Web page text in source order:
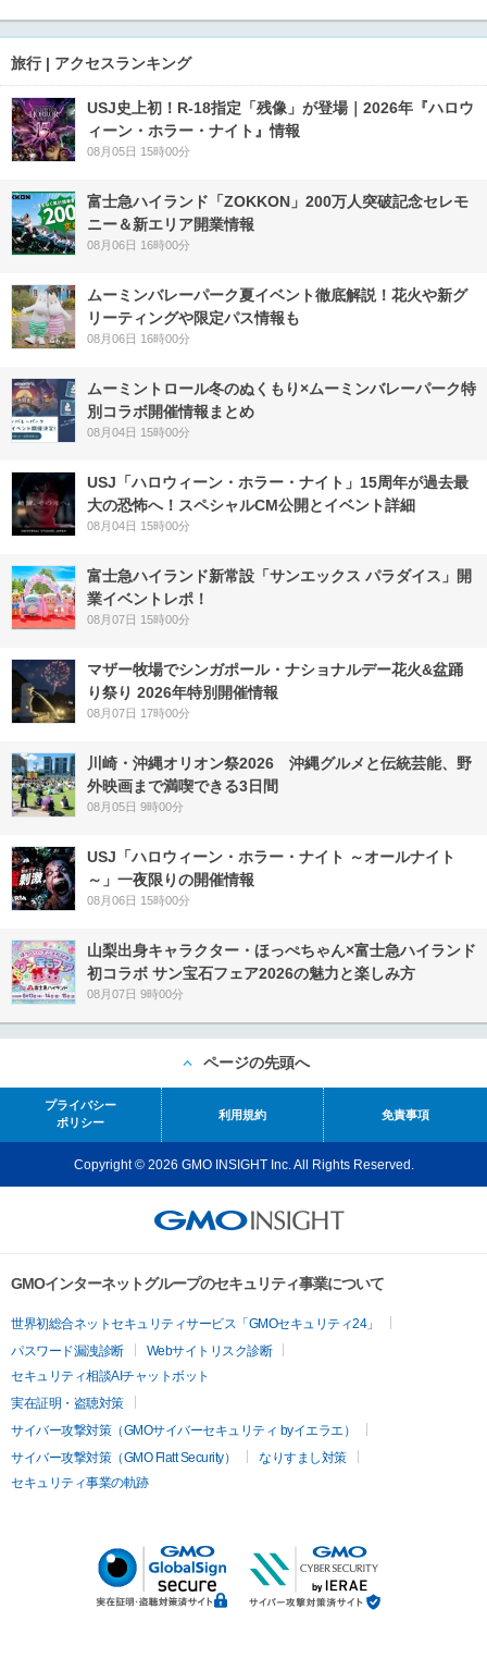
旅行 | アクセスランキング
USJ史上初！R-18指定「残像」が登場｜2026年『ハロウ
ィーン・ホラー・ナイト』情報
08月05日 15時00分
富士急ハイランド「ZOKKON」200万人突破記念セレモ
ニー＆新エリア開業情報
08月06日 16時00分
ムーミンバレーパーク夏イベント徹底解説！花火や新グ
リーティングや限定パス情報も
08月06日 16時00分
ムーミントロール冬のぬくもり×ムーミンバレーパーク特
別コラボ開催情報まとめ
08月04日 15時00分
USJ「ハロウィーン・ホラー・ナイト」15周年が過去最
大の恐怖へ！スペシャルCM公開とイベント詳細
08月04日 15時00分
富士急ハイランド新常設「サンエックス パラダイス」開
業イベントレポ！
08月07日 15時00分
マザー牧場でシンガポール・ナショナルデー花火&盆踊
り祭り 2026年特別開催情報
08月07日 17時00分
川崎・沖縄オリオン祭2026 沖縄グルメと伝統芸能、野
外映画まで満喫できる3日間
08月05日 9時00分
USJ「ハロウィーン・ホラー・ナイト ～オールナイト
～」一夜限りの開催情報
08月06日 15時00分
山梨出身キャラクター・ほっぺちゃん×富士急ハイランド
初コラボ サン宝石フェア2026の魅力と楽しみ方
08月07日 9時00分
ページの先頭へ
プライバシー
ポリシー
利用規約 免責事項
Copyright © 2026 GMO INSIGHT Inc. All Rights Reserved.
GMOインターネットグループのセキュリティ事業について
世界初総合ネットセキュリティサービス「GMOセキュリティ24」
パスワード漏洩診断
Webサイトリスク診断
セキュリティ相談AIチャットボット
実在証明・盗聴対策
サイバー攻撃対策（GMOサイバーセキュリティ byイエラエ）
サイバー攻撃対策（GMO Flatt Security）
なりすまし対策
セキュリティ事業の軌跡